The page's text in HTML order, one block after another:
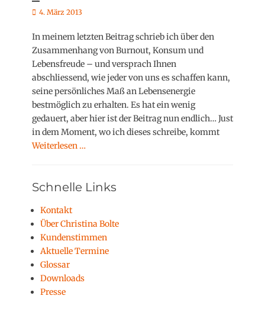
P
s
t
e
o
n
4. März 2013
In meinem letzten Beitrag schrieb ich über den
Zusammenhang von Burnout, Konsum und
Lebensfreude – und versprach Ihnen
abschliessend, wie jeder von uns es schaffen kann,
seine persönliches Maß an Lebensenergie
bestmöglich zu erhalten. Es hat ein wenig
gedauert, aber hier ist der Beitrag nun endlich… Just
in dem Moment, wo ich dieses schreibe, kommt
Weiterlesen …
Schnelle Links
Kontakt
Über Christina Bolte
Kundenstimmen
Aktuelle Termine
Glossar
Downloads
Presse